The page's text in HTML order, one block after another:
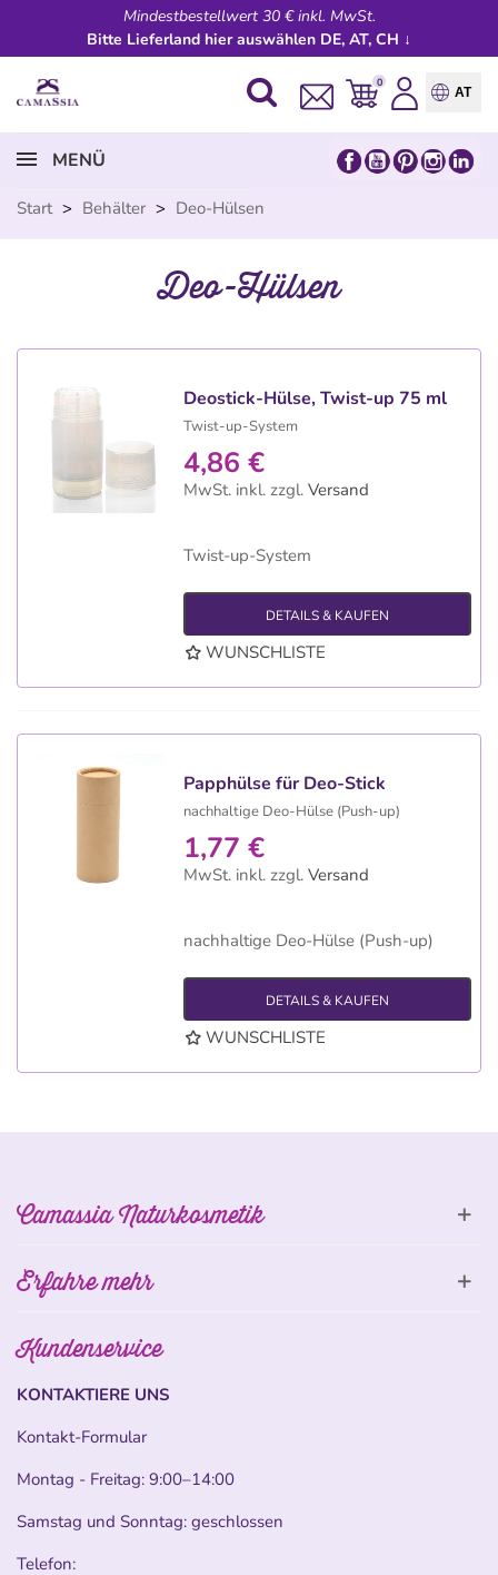
Mindestbestellwert 30 € inkl. MwSt.
Bitte Lieferland hier auswählen DE, AT, CH ↓
0
AT
MENÜ
Start > Behälter > Deo-Hülsen
Deo-Hülsen
Deostick-Hülse, Twist-up 75 ml
Twist-up-System
4,86 €
MwSt. inkl. zzgl. Versand
Twist-up-System
DETAILS & KAUFEN
WUNSCHLISTE
Papphülse für Deo-Stick
nachhaltige Deo-Hülse (Push-up)
1,77 €
MwSt. inkl. zzgl. Versand
nachhaltige Deo-Hülse (Push-up)
DETAILS & KAUFEN
WUNSCHLISTE
Camassia Naturkosmetik
Erfahre mehr
Kundenservice
KONTAKTIERE UNS
Kontakt-Formular
Montag - Freitag: 9:00–14:00
Samstag und Sonntag: geschlossen
Telefon: